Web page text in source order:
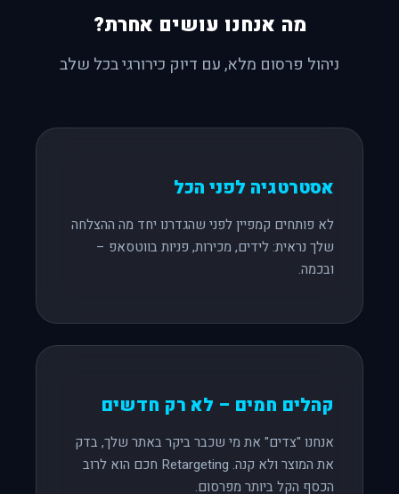
מה אנחנו עושים אחרת?
ניהול פרסום מלא, עם דיוק כירורגי בכל שלב
אסטרטגיה לפני הכל
לא פותחים קמפיין לפני שהגדרנו יחד מה ההצלחה
שלך נראית: לידים, מכירות, פניות בווטסאפ –
ובכמה.
קהלים חמים – לא רק חדשים
אנחנו "צדים" את מי שכבר ביקר באתר שלך, בדק
את המוצר ולא קנה. Retargeting חכם הוא לרוב
הכסף הקל ביותר מפרסום.